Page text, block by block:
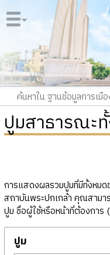
ปูมสาธารณะ
การแสดงผลรวมปูมที่มีทั้งหม
สถาบันพระปกเกล้า คุณสามา
ปูม ชื่อผู้ใช้หรือหน้าที่ต้องการ
ปูม